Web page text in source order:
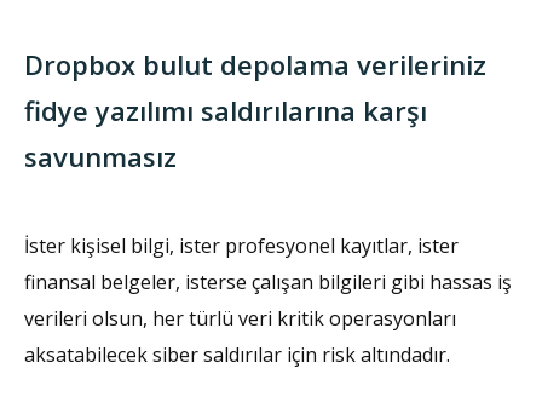
Dropbox bulut depolama verileriniz
fidye yazılımı saldırılarına karşı
savunmasız
İster kişisel bilgi, ister profesyonel kayıtlar, ister
finansal belgeler, isterse çalışan bilgileri gibi hassas iş
verileri olsun, her türlü veri kritik operasyonları
aksatabilecek siber saldırılar için risk altındadır.